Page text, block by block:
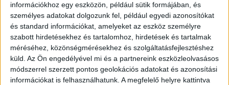
információkhoz egy eszközön, például sütik formájában, és
személyes adatokat dolgozunk fel, például egyedi azonosítókat
és standard információkat, amelyeket az eszköz személyre
szabott hirdetésekhez és tartalomhoz, hirdetések és tartalmak
méréséhez, közönségmérésekhez és szolgáltatásfejlesztéshez
küld. Az Ön engedélyével mi és a partnereink eszközleolvasásos
módszerrel szerzett pontos geolokációs adatokat és azonosítási
információkat is felhasználhatunk. A megfelelő helyre kattintva
Már tervezik a következő szakaszt
Azt mondta, hogy előkészületben van az északi
parton az összesen mintegy 106 kilométeres
Balatonfüred – Tapolca – Keszthely és Tapolca –
Ukk vonalszakaszok felújítása, villamosítása is.